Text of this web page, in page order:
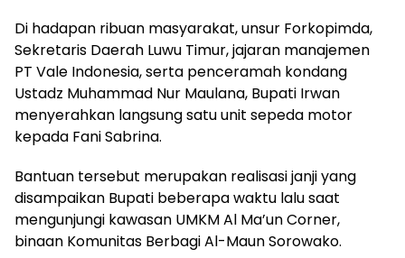
Di hadapan ribuan masyarakat, unsur Forkopimda,
Sekretaris Daerah Luwu Timur, jajaran manajemen
PT Vale Indonesia, serta penceramah kondang
Ustadz Muhammad Nur Maulana, Bupati Irwan
menyerahkan langsung satu unit sepeda motor
kepada Fani Sabrina.
Bantuan tersebut merupakan realisasi janji yang
disampaikan Bupati beberapa waktu lalu saat
mengunjungi kawasan UMKM Al Ma’un Corner,
binaan Komunitas Berbagi Al-Maun Sorowako.